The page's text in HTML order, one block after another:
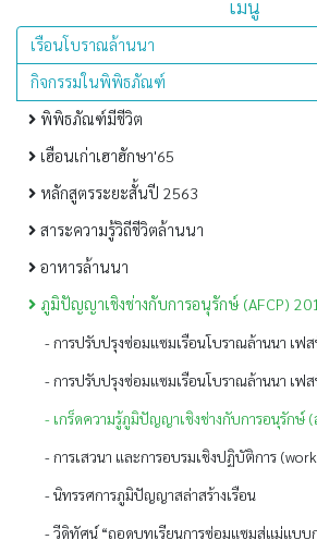
เมนู
เรือนโบราณล้านนา
กิจกรรมในพิพิธภัณฑ์
พิพิธภัณฑ์มีชีวิต
เฮือนเก่าเฮาฮักษา'65
หลักสูตรระยะสั้นปี 2563
สาระความรู้วิถีชีวิตล้านนา
อาหารล้านนา
ภูมิปัญญาเชิงช่างกับการอนุรักษ์ (AFCP)
- การปรับปรุงซ่อมแซมเรือนโบราณล้านนา เฟส
- การปรับปรุงซ่อมแซมเรือนโบราณล้านนา เฟ
- เกร็ดความรู้ภูมิปัญญาเชิงช่างกับการอนุรักษ์ (
- การเสวนา และการอบรมเชิงปฏิบัติการ
- นิทรรศการภูมิปัญญาสล่าสร้างเรือน
- วีดิทัศน์ “ถอดบทเรียนการซ่อมแซมสู่แม่แบบ